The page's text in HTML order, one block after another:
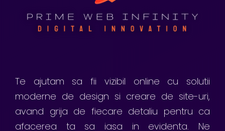
Te ajutam sa fii vizibil online cu solutii
moderne de design si creare de site-uri,
avand grija de fiecare detaliu pentru ca
afacerea ta sa iasa in evidenta. Ne